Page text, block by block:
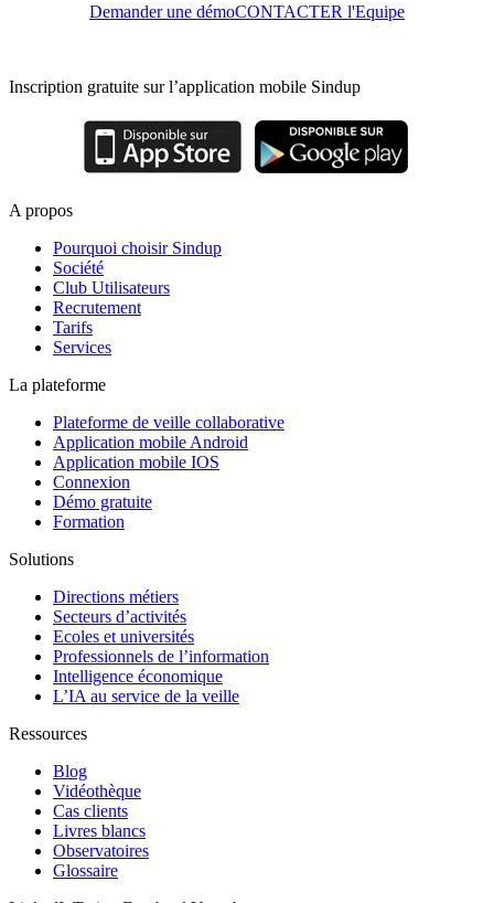
Demander une démoCONTACTER l'Equipe
Inscription gratuite sur l’application mobile Sindup
A propos
Pourquoi choisir Sindup
Société
Club Utilisateurs
Recrutement
Tarifs
Services
La plateforme
Plateforme de veille collaborative
Application mobile Android
Application mobile IOS
Connexion
Démo gratuite
Formation
Solutions
Directions métiers
Secteurs d’activités
Ecoles et universités
Professionnels de l’information
Intelligence économique
L’IA au service de la veille
Ressources
Blog
Vidéothèque
Cas clients
Livres blancs
Observatoires
Glossaire